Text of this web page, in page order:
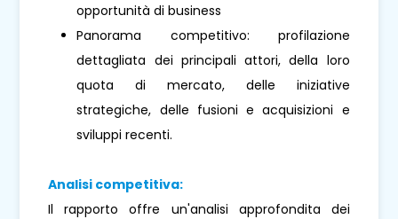
opportunità di business
Panorama competitivo: profilazione
dettagliata dei principali attori, della loro
quota di mercato, delle iniziative
strategiche, delle fusioni e acquisizioni e
sviluppi recenti.
Analisi competitiva:
Il rapporto offre un'analisi approfondita dei